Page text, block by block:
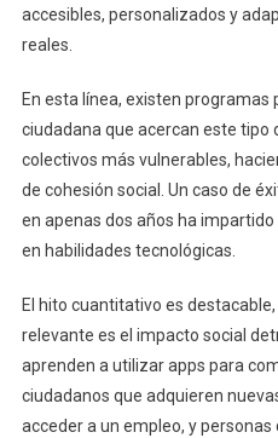
accesibles, personalizados y
reales.
En esta línea, existen programas
ciudadana que acercan este tipo
colectivos más vulnerables,
de cohesión social. Un caso de
en apenas dos años ha
en habilidades tecnológicas.
El hito cuantitativo es
relevante es el impacto social
aprenden a utilizar apps para
ciudadanos que adquieren
acceder a un empleo, y